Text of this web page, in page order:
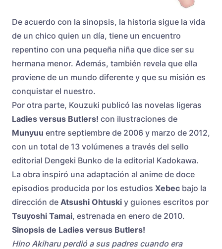
De acuerdo con la sinopsis, la historia sigue la vida
de un chico quien un día, tiene un encuentro
repentino con una pequeña niña que dice ser su
hermana menor. Además, también revela que ella
proviene de un mundo diferente y que su misión es
conquistar el nuestro.
Por otra parte, Kouzuki publicó las novelas ligeras
Ladies versus Butlers! con ilustraciones de
Munyuu entre septiembre de 2006 y marzo de 2012,
con un total de 13 volúmenes a través del sello
editorial Dengeki Bunko de la editorial Kadokawa.
La obra inspiró una adaptación al anime de doce
episodios producida por los estudios Xebec bajo la
dirección de Atsushi Ohtuski y guiones escritos por
Tsuyoshi Tamai, estrenada en enero de 2010.
Sinopsis de Ladies versus Butlers!
Hino Akiharu perdió a sus padres cuando era